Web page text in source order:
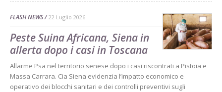
FLASH NEWS 22 Luglio 2026
Peste Suina Africana, Siena in
allerta dopo i casi in Toscana
Allarme Psa nel territorio senese dopo i casi riscontrati a Pistoia e
Massa Carrara. Cia Siena evidenzia l’impatto economico e
operativo dei blocchi sanitari e dei controlli preventivi sugli